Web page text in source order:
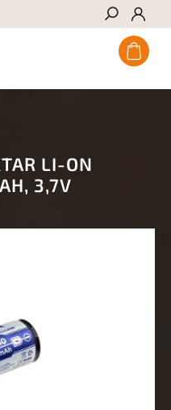
Hledat
LI-ON
3,7V